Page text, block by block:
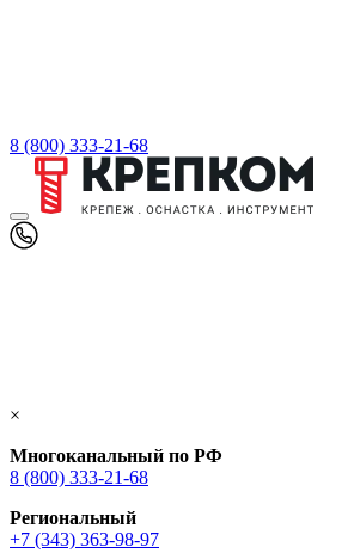
8 (800) 333-21-68
×
Многоканальный по РФ
8 (800) 333‑21-68
Региональный
+7 (343) 363-98-97